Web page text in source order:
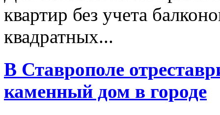
квартир без учета
квадратных...
В Ставрополе
каменный дом в городе